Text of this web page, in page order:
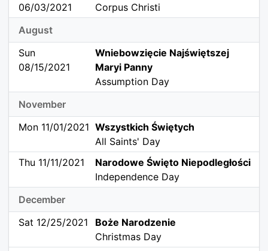
06/03/2021
Corpus Christi
August
Sun
08/15/2021
Wniebowzięcie Najświętszej
Maryi Panny
Assumption Day
November
Mon 11/01/2021 Wszystkich Świętych
All Saints' Day
Thu 11/11/2021
Narodowe Święto Niepodległości
Independence Day
December
Sat 12/25/2021
Boże Narodzenie
Christmas Day